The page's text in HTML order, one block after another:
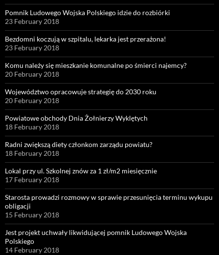
Pomnik Ludowego Wojska Polskiego idzie do rozbiórki
23 February 2018
Bezdomni koczują w szpitalu, lekarka jest przerażona!
23 February 2018
Komu należy się mieszkanie komunalne po śmierci najemcy?
20 February 2018
Województwo opracowuje strategię do 2030 roku
20 February 2018
Powiatowe obchody Dnia Żołnierzy Wyklętych
18 February 2018
Radni zwiększą diety członkom zarządu powiatu?
18 February 2018
Lokal przy ul. Szkolnej znów za 1 zł/m2 miesięcznie
17 February 2018
Starosta prowadzi rozmowy w sprawie przesunięcia terminu wykupu
obligacji
15 February 2018
Jest projekt uchwały likwidującej pomnik Ludowego Wojska
Polskiego
14 February 2018